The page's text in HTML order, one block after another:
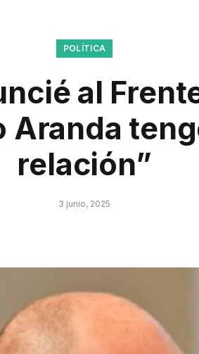
POLÍTICA
al
Aranda
relación”
3 junio, 2025